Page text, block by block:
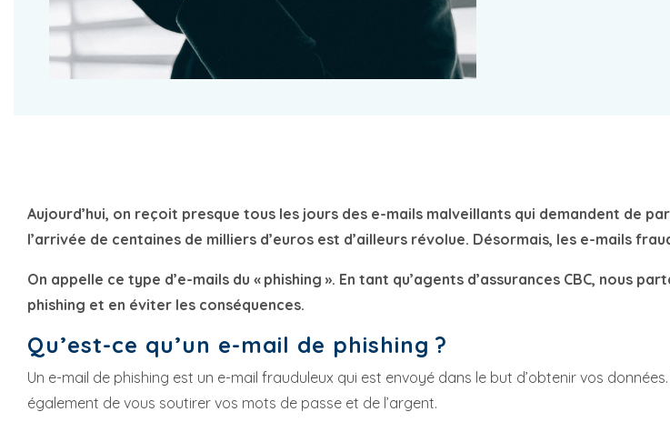
Aujourd’hui, on reçoit presque tous les jours des e-mails malveillants qui demandent de
l’arrivée de centaines de milliers d’euros est d’ailleurs révolue. Désormais, les e-mails
On appelle ce type d’e-mails du « phishing ». En tant qu’agents d’assurances CBC, nous
phishing et en éviter les conséquences.
Qu’est-ce qu’un e-mail de phishing ?
Un e-mail de phishing est un e-mail frauduleux qui est envoyé dans le but d’obtenir vos
également de vous soutirer vos mots de passe et de l’argent.